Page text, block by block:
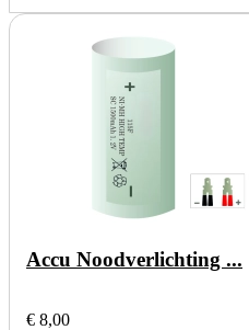
Accu Noodverlichting ...
€ 8,00